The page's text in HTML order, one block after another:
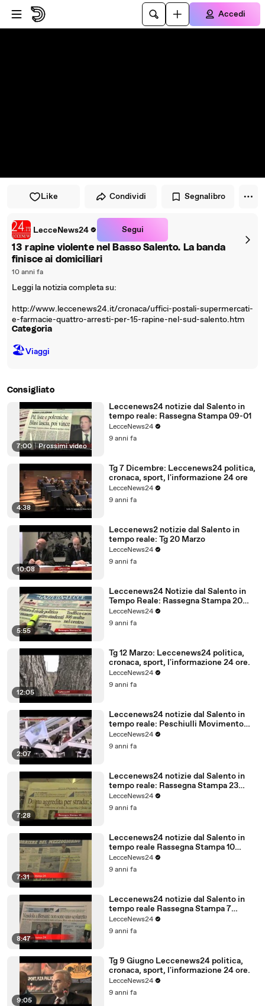
Vai al lettore
Passa al contenuto principale
Accedi
Like Condividi Segnalibro
LecceNews24 Segui
13 rapine violente nel Basso Salento. La banda
finisce ai domiciliari
10 anni fa
Leggi la notizia completa su:
http://www.leccenews24.it/cronaca/uffici-postali-supermercati-
e-farmacie-quattro-arresti-per-15-rapine-nel-sud-salento.htm
Categoria
🏖Viaggi
Consigliato
7:00 | Prossimi video
Leccenews24 notizie dal Salento in
tempo reale: Rassegna Stampa 09-01
LecceNews24
9 anni fa
4:38
Tg 7 Dicembre: Leccenews24 politica,
cronaca, sport, l'informazione 24 ore
LecceNews24
9 anni fa
10:08
Leccenews2 notizie dal Salento in
tempo reale: Tg 20 Marzo
LecceNews24
9 anni fa
5:55
Leccenews24 Notizie dal Salento in
Tempo Reale: Rassegna Stampa 20
Marzo
LecceNews24
9 anni fa
12:05
Tg 12 Marzo: Leccenews24 politica,
cronaca, sport, l'informazione 24 ore.
LecceNews24
9 anni fa
2:07
Leccenews24 notizie dal Salento in
tempo reale: Peschiulli Movimento
Regione Salento
LecceNews24
9 anni fa
7:28
Leccenews24 notizie dal Salento in
tempo reale: Rassegna Stampa 23
Febbraio
LecceNews24
9 anni fa
7:31
Leccenews24 notizie dal Salento in
tempo reale Rassegna Stampa 10
Giugno
LecceNews24
9 anni fa
8:47
Leccenews24 notizie dal Salento in
tempo reale Rassegna Stampa 7
Giugno
LecceNews24
9 anni fa
9:05
Tg 9 Giugno Leccenews24 politica,
cronaca, sport, l'informazione 24 ore.
LecceNews24
9 anni fa